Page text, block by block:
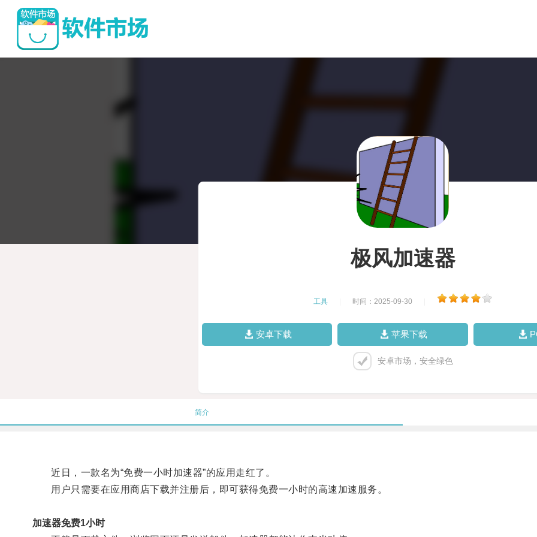
极风加速器
工具 时间：2025-09-30
安卓下载 苹果下载
安卓市场，安全绿色
简介
近日，一款名为“免费一小时加速器”的应用走红了。
用户只需要在应用商店下载并注册后，即可获得免费一小时的高速加速服务。
加速器免费1小时